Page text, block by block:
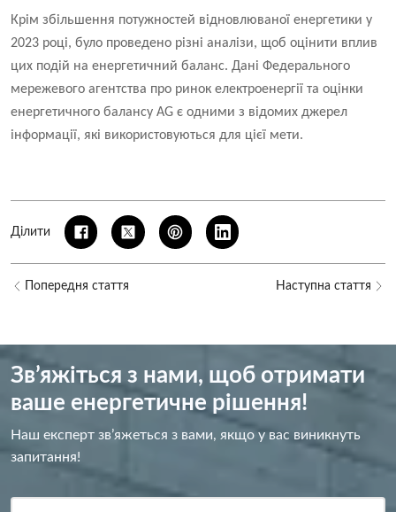
Крім збільшення потужностей відновлюваної енергетики у
2023 році, було проведено різні аналізи, щоб оцінити вплив
цих подій на енергетичний баланс. Дані Федерального
мережевого агентства про ринок електроенергії та оцінки
енергетичного балансу AG є одними з відомих джерел
інформації, які використовуються для цієї мети.
Ділити
Попередня стаття Наступна стаття
Зв’яжіться з нами, щоб отримати
ваше енергетичне рішення!
Наш експерт зв’яжеться з вами, якщо у вас виникнуть
запитання!